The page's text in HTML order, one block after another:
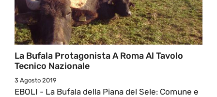
La Bufala Protagonista A Roma Al Tavolo
Tecnico Nazionale
3 Agosto 2019
EBOLI - La Bufala della Piana del Sele: Comune e